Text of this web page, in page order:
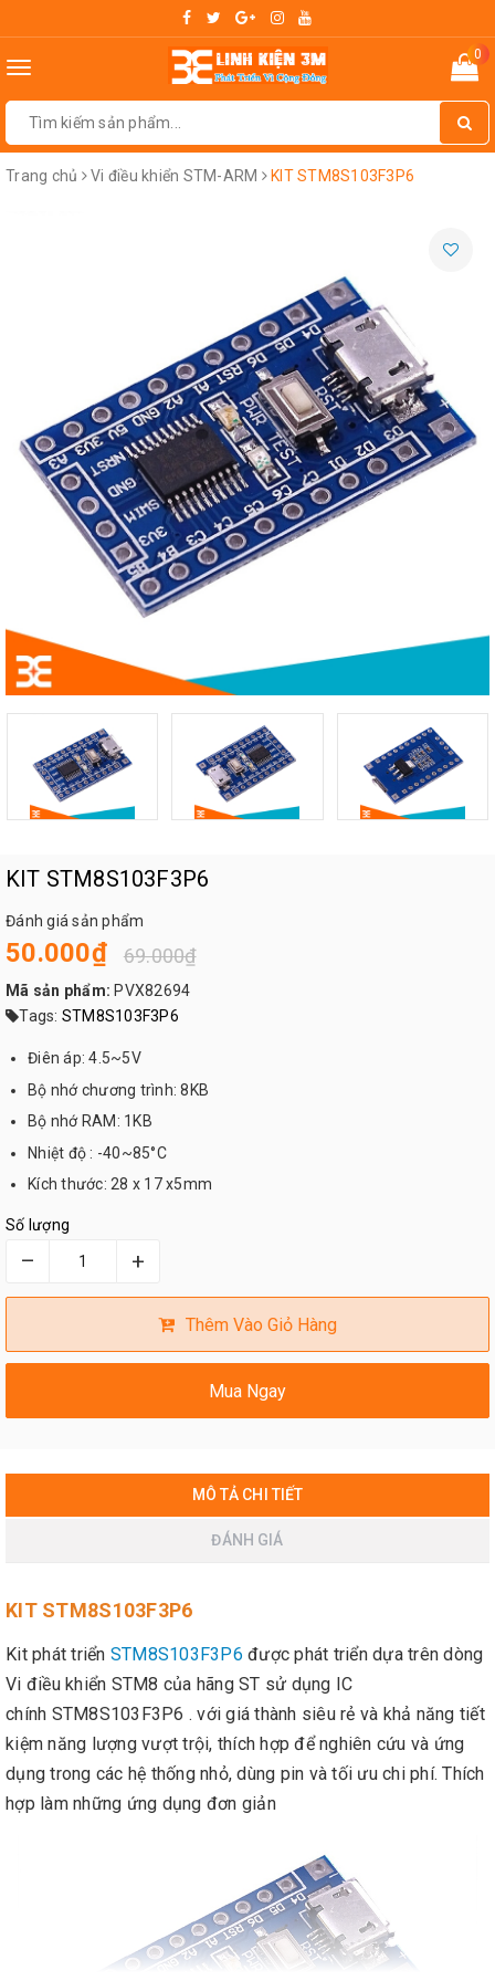
Toggle
0
Trang chủ Vi điều khiển STM-ARM KIT STM8S103F3P6
KIT STM8S103F3P6
Đánh giá sản phẩm
50.000₫ 69.000₫
Mã sản phẩm: PVX82694
Tags: STM8S103F3P6
Điên áp: 4.5~5V
Bộ nhớ chương trình: 8KB
Bộ nhớ RAM: 1KB
Nhiệt độ : -40~85°C
Kích thước: 28 x 17 x5mm
Số lượng
– +
Thêm Vào Giỏ Hàng
Mua Ngay
MÔ TẢ CHI TIẾT
ĐÁNH GIÁ
KIT STM8S103F3P6
Kit phát triển STM8S103F3P6 được phát triển dựa trên dòng
Vi điều khiển STM8 của hãng ST sử dụng IC
chính STM8S103F3P6 . với giá thành siêu rẻ và khả năng tiết
kiệm năng lượng vượt trội, thích hợp để nghiên cứu và ứng
dụng trong các hệ thống nhỏ, dùng pin và tối ưu chi phí. Thích
hợp làm những ứng dụng đơn giản